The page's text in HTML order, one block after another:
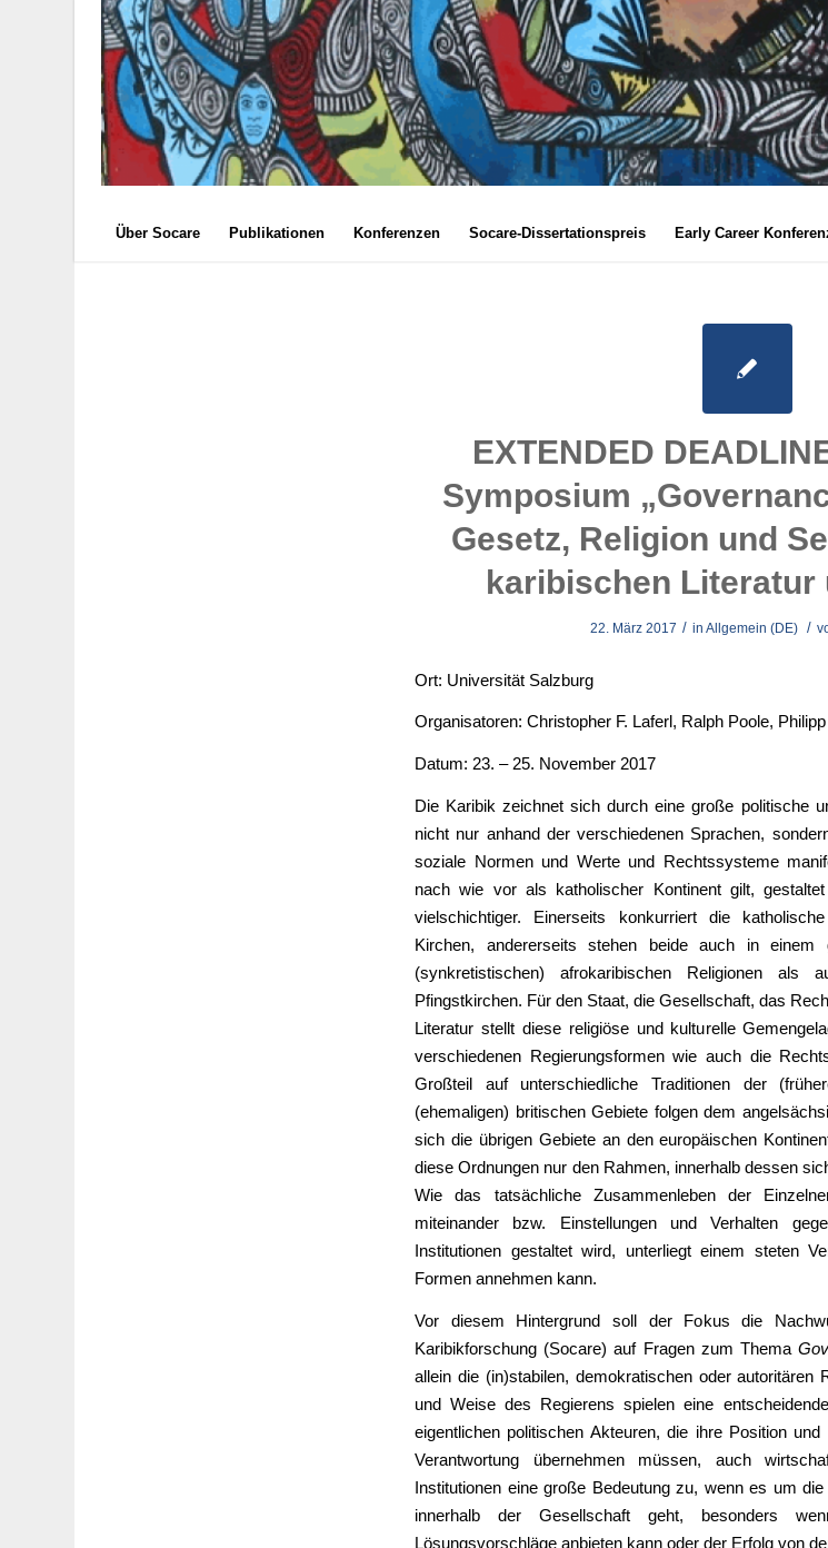
Über Socare Publikationen Konferenzen Socare-Dissertationspreis Early Career
EXTENDED
Symposium
Gesetz, Religion und
karibischen Literatur
22. März 2017 / in Allgemein (DE) /
Ort: Universität Salzburg
Organisatoren: Christopher F. Laferl, Ralph Poole,
Datum: 23. – 25. November 2017
Die Karibik zeichnet sich durch eine große politische
nicht nur anhand der verschiedenen Sprachen,
soziale Normen und Werte und Rechtssysteme
nach wie vor als katholischer Kontinent gilt,
vielschichtiger. Einerseits konkurriert die
Kirchen, andererseits stehen beide auch in einem
(synkretistischen) afrokaribischen Religionen als
Pfingstkirchen. Für den Staat, die Gesellschaft, das
Literatur stellt diese religiöse und kulturelle
verschiedenen Regierungsformen wie auch die
Großteil auf unterschiedliche Traditionen der
(ehemaligen) britischen Gebiete folgen dem
sich die übrigen Gebiete an den europäischen
diese Ordnungen nur den Rahmen, innerhalb dessen
Wie das tatsächliche Zusammenleben der
miteinander bzw. Einstellungen und Verhalten
Institutionen gestaltet wird, unterliegt einem steten
Formen annehmen kann.
Vor diesem Hintergrund soll der Fokus die
Karibikforschung (Socare) auf Fragen zum Thema
allein die (in)stabilen, demokratischen oder autoritären
und Weise des Regierens spielen eine
eigentlichen politischen Akteuren, die ihre Position
Verantwortung übernehmen müssen, auch
Institutionen eine große Bedeutung zu, wenn es um
innerhalb der Gesellschaft geht, besonders
Lösungsvorschläge anbieten kann oder der Erfolg von